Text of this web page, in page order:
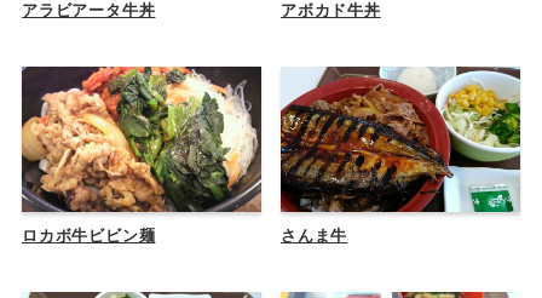
アラビアータ牛丼 アボカド牛丼
ロカボ牛ビビン麺 さんま牛